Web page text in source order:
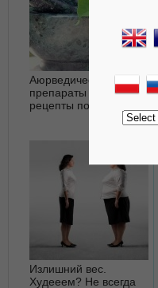
Аюрведические
препараты древние
рецепты по-лицензии
Излишний вес.
Худееем? Не всегда